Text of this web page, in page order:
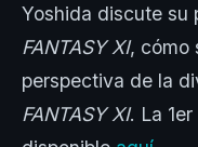
Yoshida discute su
FANTASY XI, cómo
perspectiva de la
FANTASY XI. La